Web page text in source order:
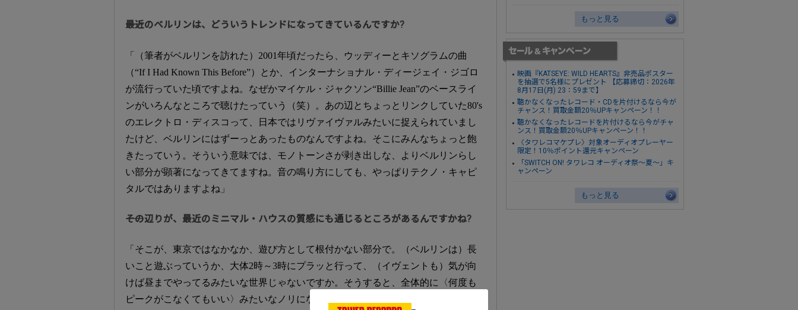
――最近のベルリンは、どういうトレンドになってきているんですか?
「（筆者がベルリンを訪れた）2001年頃だったら、ウッディーとキソグラムの曲
（“If I Had Known This Before”）とか、インターナショナル・ディージェイ・ジゴロ
が流行っていた頃ですよね。なぜかマイケル・ジャクソン“Billie Jean”のベースライ
ンがいろんなところで聴けたっていう（笑）。あの辺とちょっとリンクしていた80's
のエレクトロ・ディスコって、日本ではリヴァイヴァルみたいに捉えられていまし
たけど、ベルリンにはずーっとあったものなんですよね。そこにみんなちょっと飽
きたっていう。そういう意味では、モノトーンさが剥き出しな、よりベルリンらし
い部分が顕著になってきてますね。音の鳴り方にしても、やっぱりテクノ・キャピ
タルではありますよね」
――その辺りが、最近のミニマル・ハウスの質感にも通じるところがあるんですかね?
「そこが、東京ではなかなか、遊び方として根付かない部分で。（ベルリンは）長
いこと遊ぶっていうか、大体2時～3時にプラッと行って、（イヴェントも）気が向
けば昼までやってるみたいな世界じゃないですか。そうすると、全体的に〈何度も
ピークがこなくてもいい〉みたいなノリになってくる。その感じがすごくありまし
もっと見る
映画『KATSEYE: WILD HEARTS』非売品ポスター
を抽選で5名様にプレゼント 【応募締切：2026年
8月17日(月) 23：59まで】
聴かなくなったレコード・CDを片付けるなら今が
チャンス！買取金額20％UPキャンペーン！！
聴かなくなったレコードを片付けるなら今がチャ
ンス！買取金額20％UPキャンペーン！！
〈タワレコマケプレ〉対象オーディオプレーヤー
限定！10％ポイント還元キャンペーン
「SWITCH ON! タワレコ オーディオ祭～夏～」キ
ャンペーン
もっと見る